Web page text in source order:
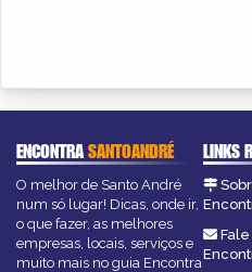
ENCONTRASANTOANDRÉ
O melhor de Santo André
num só lugar! Dicas, onde ir,
o que fazer, as melhores
empresas, locais, serviços e
muito mais no guia Encontra
LINKS